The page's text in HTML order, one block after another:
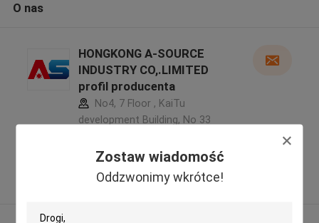
Zostaw wiadomość
Oddzwonimy wkrótce!
O nas
HONGKONG A-SOURCE
INDUSTRY CO,.LIMITED
profil producenta
No4, 7 Floor , KaiTu
development Building, No 33
,Chiny
zweryfikowane Dostawca